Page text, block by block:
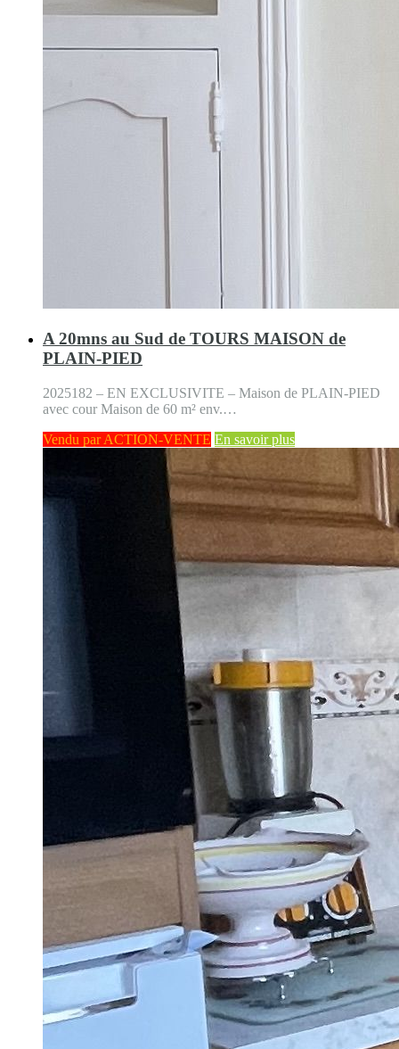
A 20mns au Sud de TOURS MAISON de
PLAIN-PIED
2025182 – EN EXCLUSIVITE – Maison de PLAIN-PIED
avec cour Maison de 60 m² env.…
Vendu par ACTION-VENTE En savoir plus